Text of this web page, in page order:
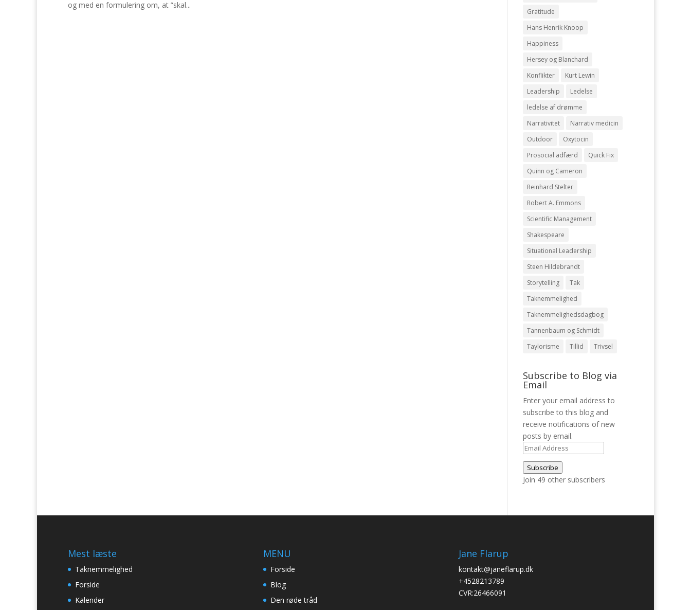
og med en formulering om, at ”skal...
Gratitude
Hans Henrik Knoop
Happiness
Hersey og Blanchard
Konflikter
Kurt Lewin
Leadership
Ledelse
ledelse af drømme
Narrativitet
Narrativ medicin
Outdoor
Oxytocin
Prosocial adfærd
Quick Fix
Quinn og Cameron
Reinhard Stelter
Robert A. Emmons
Scientific Management
Shakespeare
Situational Leadership
Steen Hildebrandt
Storytelling
Tak
Taknemmelighed
Taknemmelighedsdagbog
Tannenbaum og Schmidt
Taylorisme
Tillid Trivsel
Subscribe to Blog via
Email
Enter your email address to
subscribe to this blog and
receive notifications of new
posts by email.
Email
Address
Subscribe
Join 49 other subscribers
Mest læste
Taknemmelighed
Forside
Kalender
MENU
Forside
Blog
Den røde tråd
Jane Flarup
kontakt@janeflarup.dk
+4528213789
CVR:26466091